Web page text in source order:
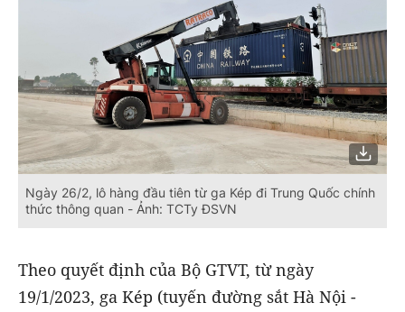
Ngày 26/2, lô hàng đầu tiên từ ga Kép đi Trung Quốc chính
thức thông quan - Ảnh: TCTy ĐSVN
Theo quyết định của Bộ GTVT, từ ngày
19/1/2023, ga Kép (tuyến đường sắt Hà Nội -